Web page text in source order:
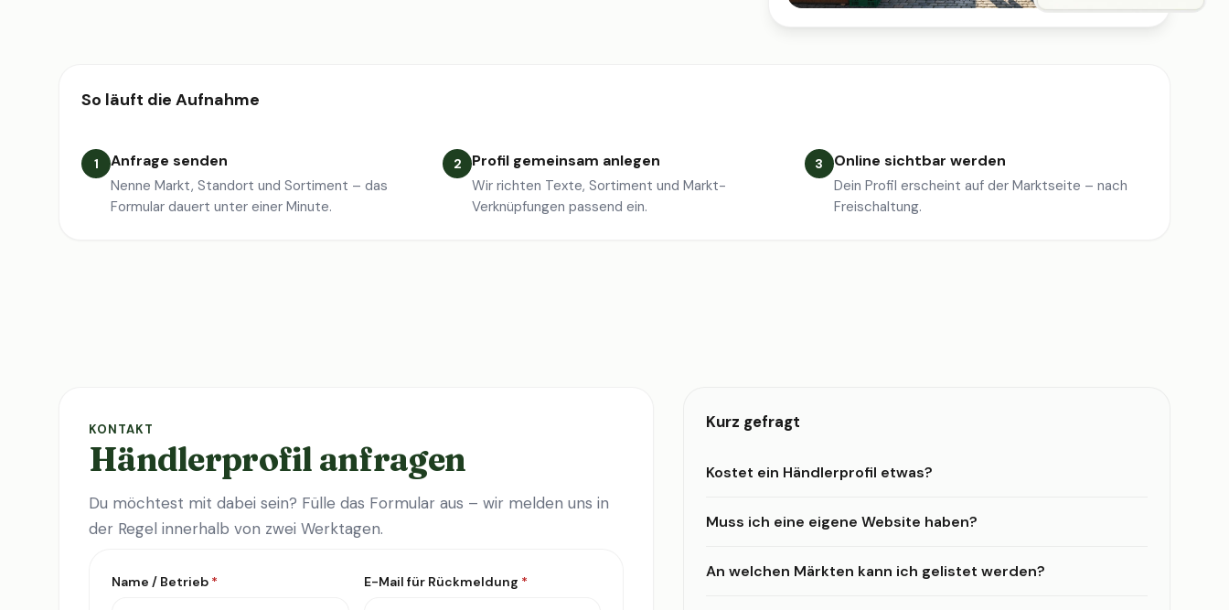
So läuft die Aufnahme
1 Anfrage senden
Nenne Markt, Standort und Sortiment – das
Formular dauert unter einer Minute.
2 Profil gemeinsam anlegen
Wir richten Texte, Sortiment und Markt-
Verknüpfungen passend ein.
3 Online sichtbar werden
Dein Profil erscheint auf der Marktseite – nach
Freischaltung.
KONTAKT
Händlerprofil anfragen
Du möchtest mit dabei sein? Fülle das Formular aus – wir melden uns in
der Regel innerhalb von zwei Werktagen.
Name / Betrieb * E-Mail für Rückmeldung *
Kurz gefragt
Kostet ein Händlerprofil etwas?
Muss ich eine eigene Website haben?
An welchen Märkten kann ich gelistet werden?